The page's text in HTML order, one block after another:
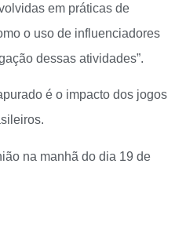
em práticas de
o uso de influenciadores
dessas atividades”.
é o impacto dos jogos
na manhã do dia 19 de